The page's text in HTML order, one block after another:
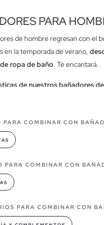
PARA
de hombre regresan con el
en la temporada de verano,
ropa de baño. Te encantará.
de nuestros bañadores
de hombre están
se proclaman como los
escapar para disfrutar de la
favorita y un buen par de
tienda online encontrarás los
clásicos o sencillos
hay un bañador perfecto
bañadores que puedes
PARA COMBINAR CON
PARA COMBINAR CON
PARA COMBINAR CON